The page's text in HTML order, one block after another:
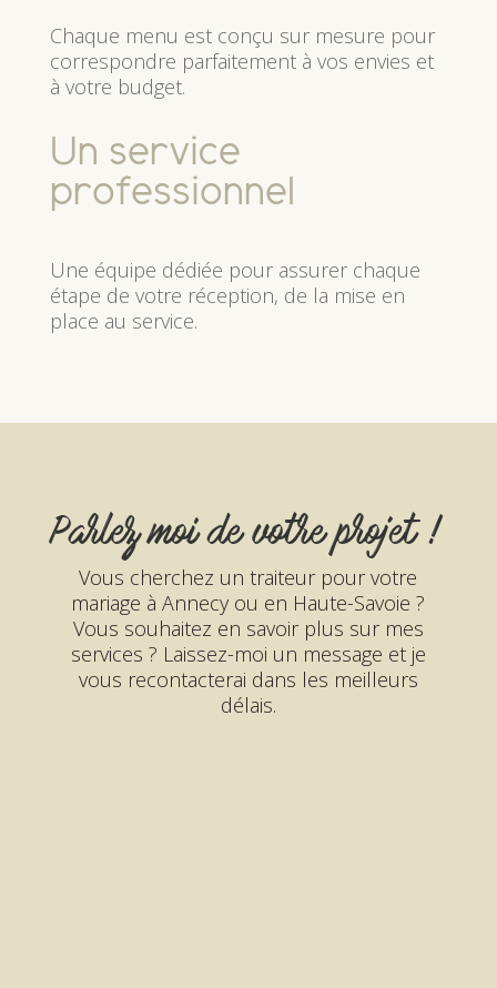
Chaque menu est conçu sur mesure pour
correspondre parfaitement à vos envies et
à votre budget.
Un service
professionnel
Une équipe dédiée pour assurer chaque
étape de votre réception, de la mise en
place au service.
Parlez moi de votre projet !
Vous cherchez un traiteur pour votre
mariage à Annecy ou en Haute-Savoie ?
Vous souhaitez en savoir plus sur mes
services ? Laissez-moi un message et je
vous recontacterai dans les meilleurs
délais.